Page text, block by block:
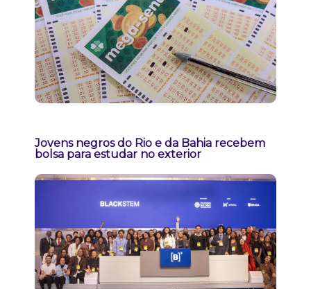
Jovens negros do Rio e da Bahia recebem
bolsa para estudar no exterior